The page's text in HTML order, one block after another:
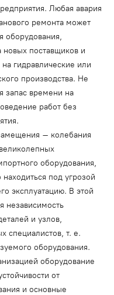
Любая авария
ремонта может
оборудования,
новых поставщиков и
гидравлические или
производства. Не
запас времени на
работ без
– колебания
оборудования,
под угрозой
эксплуатацию. В этой
независимость
и узлов,
специалистов, т. е.
оборудования.
оборудование
от
и основные